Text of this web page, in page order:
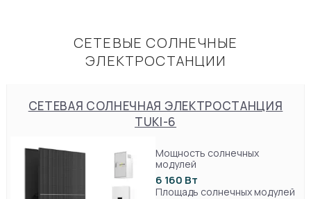
СЕТЕВЫЕ СОЛНЕЧНЫЕ
ЭЛЕКТРОСТАНЦИИ
СЕТЕВАЯ СОЛНЕЧНАЯ ЭЛЕКТРОСТАНЦИЯ
TUKI-6
Мощность солнечных
модулей
6 160 Вт
Площадь солнечных модулей